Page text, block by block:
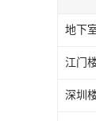
地下
深圳